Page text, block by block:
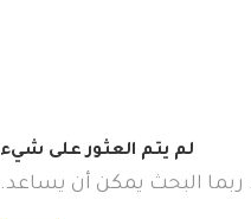
لم يتم العثور على شيء
ربما البحث يمكن أن يساعد.